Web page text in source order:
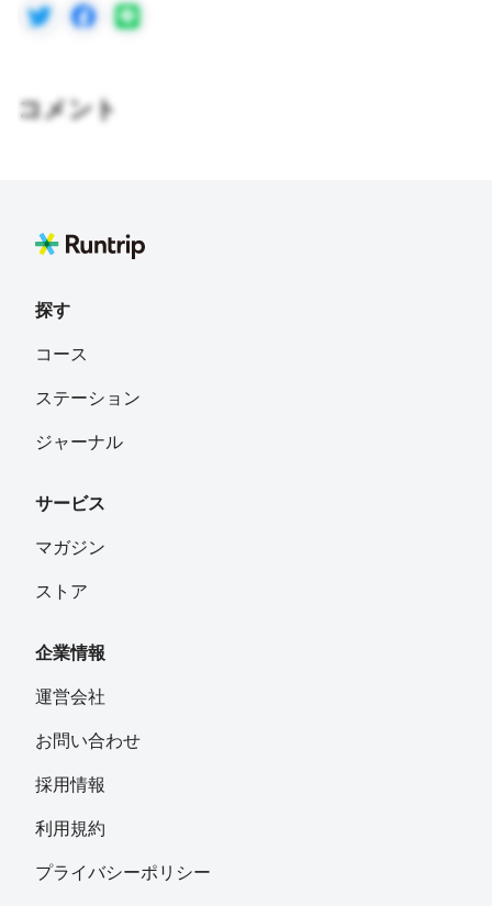
コメント
探す
コース
ステーション
ジャーナル
サービス
マガジン
ストア
企業情報
運営会社
お問い合わせ
採用情報
利用規約
プライバシーポリシー